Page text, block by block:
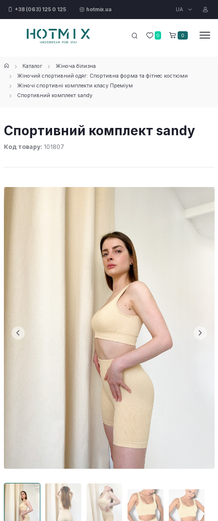
+38 (063) 125 0 125 hotmix.ua UA
0 0
Каталог
Жіноча білизна
Жіночий спортивний одяг: Спортивна форма та фітнес костюми
Жіночі спортивні комплекти класу Преміум
Спортивний комплект sandy
Спортивний комплект sandy
Код товару: 101807